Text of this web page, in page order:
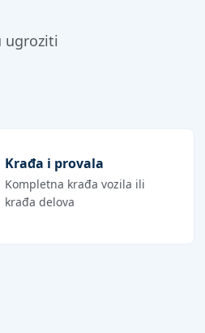
ugroziti
Krađa i provala
Kompletna krađa vozila ili
krađa delova